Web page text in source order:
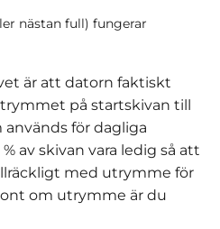
nästan full) fungerar
är att datorn faktiskt
på startskivan till
för dagliga
av skivan vara ledig så att
med utrymme för
om utrymme är du